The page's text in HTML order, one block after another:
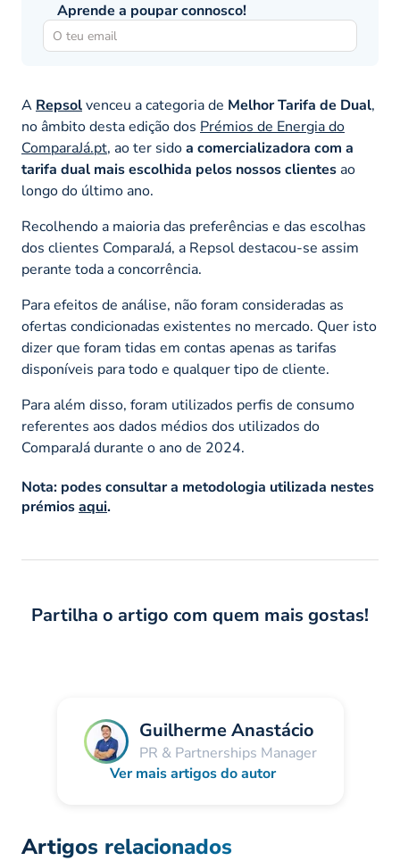
Aprende a poupar connosco!
A Repsolvenceu a categoria de Melhor Tarifa de Dual,
no âmbito desta edição dos Prémios de Energia do
ComparaJá.pt, ao ter sidoa comercializadora com a
tarifa dual mais escolhida pelos nossos clientes ao
longo do último ano.
Recolhendo a maioria das preferências e das escolhas
dos clientes ComparaJá, a Repsol destacou-se assim
perante toda a concorrência.
Para efeitos de análise, não foram consideradas as
ofertas condicionadas existentes no mercado. Quer isto
dizer que foram tidas em contas apenas as tarifas
disponíveis para todo e qualquer tipo de cliente.
Para além disso, foram utilizados perfis de consumo
referentes aos dados médios dos utilizados do
ComparaJá durante o ano de 2024.
Nota: podes consultar a metodologia utilizada nestes
prémiosaqui.
Partilha o artigo com quem mais gostas!
Guilherme Anastácio
PR & Partnerships Manager
Ver mais artigos do autor
Artigos relacionados